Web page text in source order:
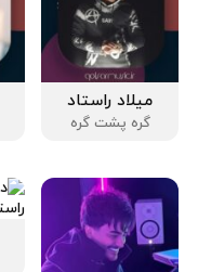
میلاد راستاد
گره پشت گره